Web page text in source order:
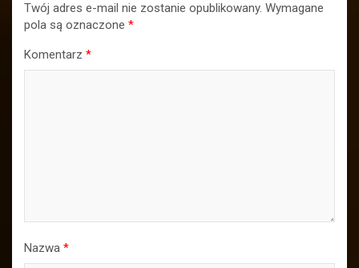
Twój adres e-mail nie zostanie opublikowany. Wymagane
pola są oznaczone *
Komentarz *
Nazwa *